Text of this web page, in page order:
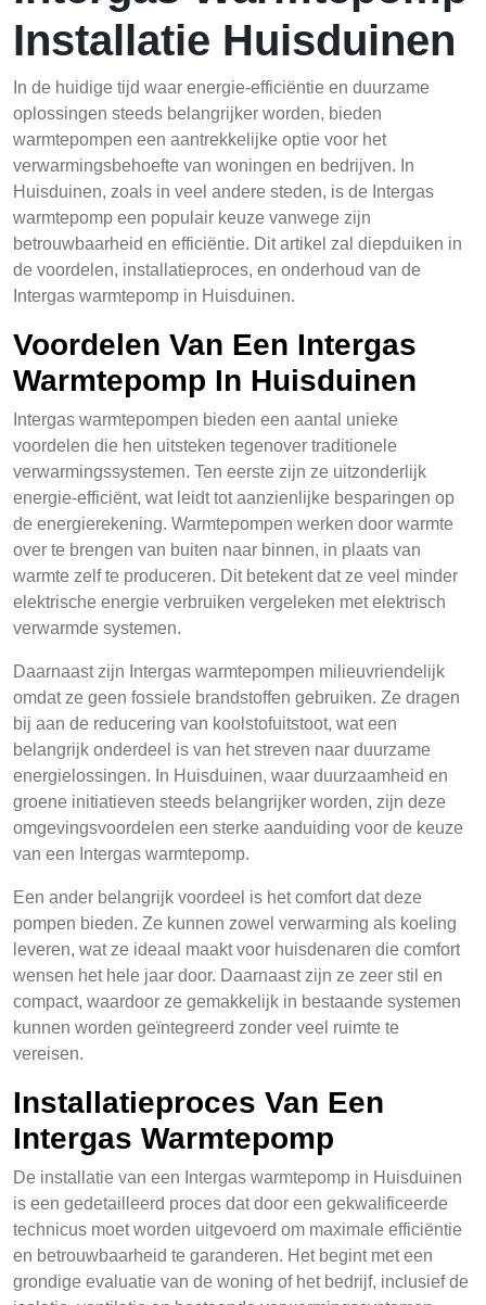
Installatie Huisduinen
In de huidige tijd waar energie-efficiëntie en duurzame
oplossingen steeds belangrijker worden, bieden
warmtepompen een aantrekkelijke optie voor het
verwarmingsbehoefte van woningen en bedrijven. In
Huisduinen, zoals in veel andere steden, is de Intergas
warmtepomp een populair keuze vanwege zijn
betrouwbaarheid en efficiëntie. Dit artikel zal diepduiken in
de voordelen, installatieproces, en onderhoud van de
Intergas warmtepomp in Huisduinen.
Voordelen Van Een Intergas
Warmtepomp In Huisduinen
Intergas warmtepompen bieden een aantal unieke
voordelen die hen uitsteken tegenover traditionele
verwarmingssystemen. Ten eerste zijn ze uitzonderlijk
energie-efficiënt, wat leidt tot aanzienlijke besparingen op
de energierekening. Warmtepompen werken door warmte
over te brengen van buiten naar binnen, in plaats van
warmte zelf te produceren. Dit betekent dat ze veel minder
elektrische energie verbruiken vergeleken met elektrisch
verwarmde systemen.
Daarnaast zijn Intergas warmtepompen milieuvriendelijk
omdat ze geen fossiele brandstoffen gebruiken. Ze dragen
bij aan de reducering van koolstofuitstoot, wat een
belangrijk onderdeel is van het streven naar duurzame
energielossingen. In Huisduinen, waar duurzaamheid en
groene initiatieven steeds belangrijker worden, zijn deze
omgevingsvoordelen een sterke aanduiding voor de keuze
van een Intergas warmtepomp.
Een ander belangrijk voordeel is het comfort dat deze
pompen bieden. Ze kunnen zowel verwarming als koeling
leveren, wat ze ideaal maakt voor huisdenaren die comfort
wensen het hele jaar door. Daarnaast zijn ze zeer stil en
compact, waardoor ze gemakkelijk in bestaande systemen
kunnen worden geïntegreerd zonder veel ruimte te
vereisen.
Installatieproces Van Een
Intergas Warmtepomp
De installatie van een Intergas warmtepomp in Huisduinen
is een gedetailleerd proces dat door een gekwalificeerde
technicus moet worden uitgevoerd om maximale efficiëntie
en betrouwbaarheid te garanderen. Het begint met een
grondige evaluatie van de woning of het bedrijf, inclusief de